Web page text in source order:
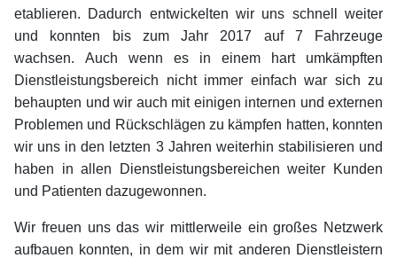
etablieren. Dadurch entwickelten wir uns schnell weiter
und konnten bis zum Jahr 2017 auf 7 Fahrzeuge
wachsen. Auch wenn es in einem hart umkämpften
Dienstleistungsbereich nicht immer einfach war sich zu
behaupten und wir auch mit einigen internen und externen
Problemen und Rückschlägen zu kämpfen hatten, konnten
wir uns in den letzten 3 Jahren weiterhin stabilisieren und
haben in allen Dienstleistungsbereichen weiter Kunden
und Patienten dazugewonnen.
Wir freuen uns das wir mittlerweile ein großes Netzwerk
aufbauen konnten, in dem wir mit anderen Dienstleistern